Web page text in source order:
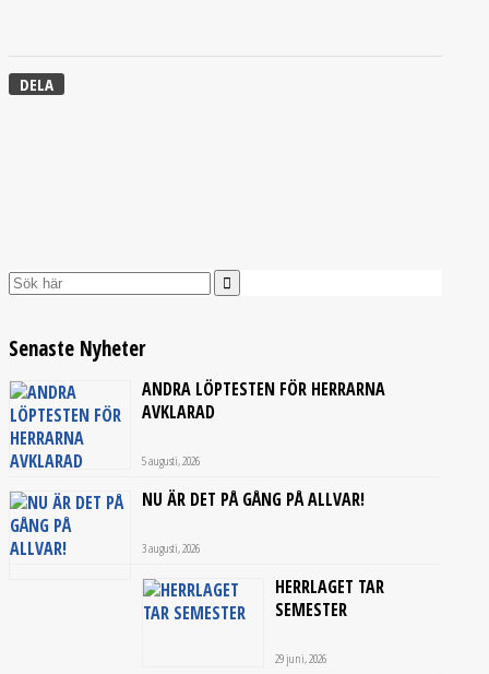
DELA
Senaste Nyheter
ANDRA LÖPTESTEN FÖR HERRARNA
AVKLARAD
5 augusti, 2026
NU ÄR DET PÅ GÅNG PÅ ALLVAR!
3 augusti, 2026
HERRLAGET TAR
SEMESTER
29 juni, 2026